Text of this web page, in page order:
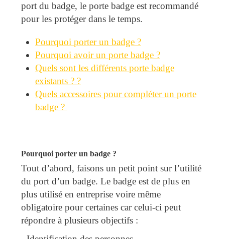
port du badge, le porte badge est recommandé
pour les protéger dans le temps.
Pourquoi porter un badge ?
Pourquoi avoir un porte badge ?
Quels sont les différents porte badge
existants ? ?
Quels accessoires pour compléter un porte
badge ?
Pourquoi porter un badge ?
Tout d’abord, faisons un petit point sur l’utilité
du port d’un badge. Le badge est de plus en
plus utilisé en entreprise voire même
obligatoire pour certaines car celui-ci peut
répondre à plusieurs objectifs :